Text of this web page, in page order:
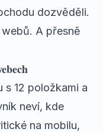
dozvěděli.
A přesně
s 12 položkami a
neví, kde
na mobilu,